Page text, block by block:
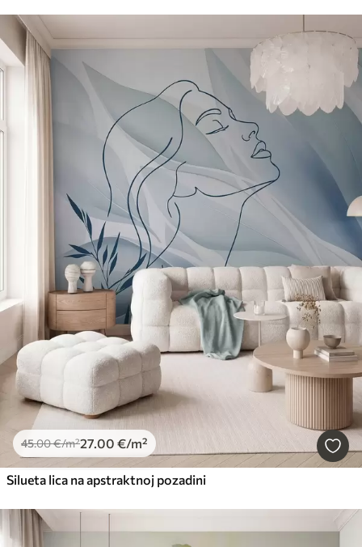
45.00€/m²27.00 €/m²
Silueta lica na apstraktnoj pozadini